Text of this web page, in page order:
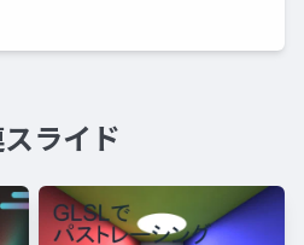
ライド